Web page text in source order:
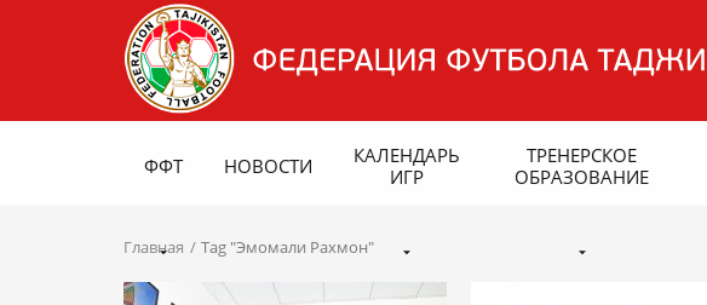
ФФТ НОВОСТИ
КАЛЕНДАРЬ
ИГР
ТРЕНЕРСКОЕ
ОБРАЗОВАНИЕ
Главная Tag "Эмомали Рахмон"